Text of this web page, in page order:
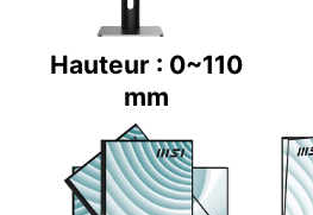
Hauteur : 0~110
mm